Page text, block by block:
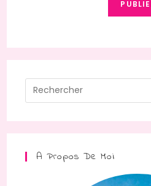
A Propos De Moi